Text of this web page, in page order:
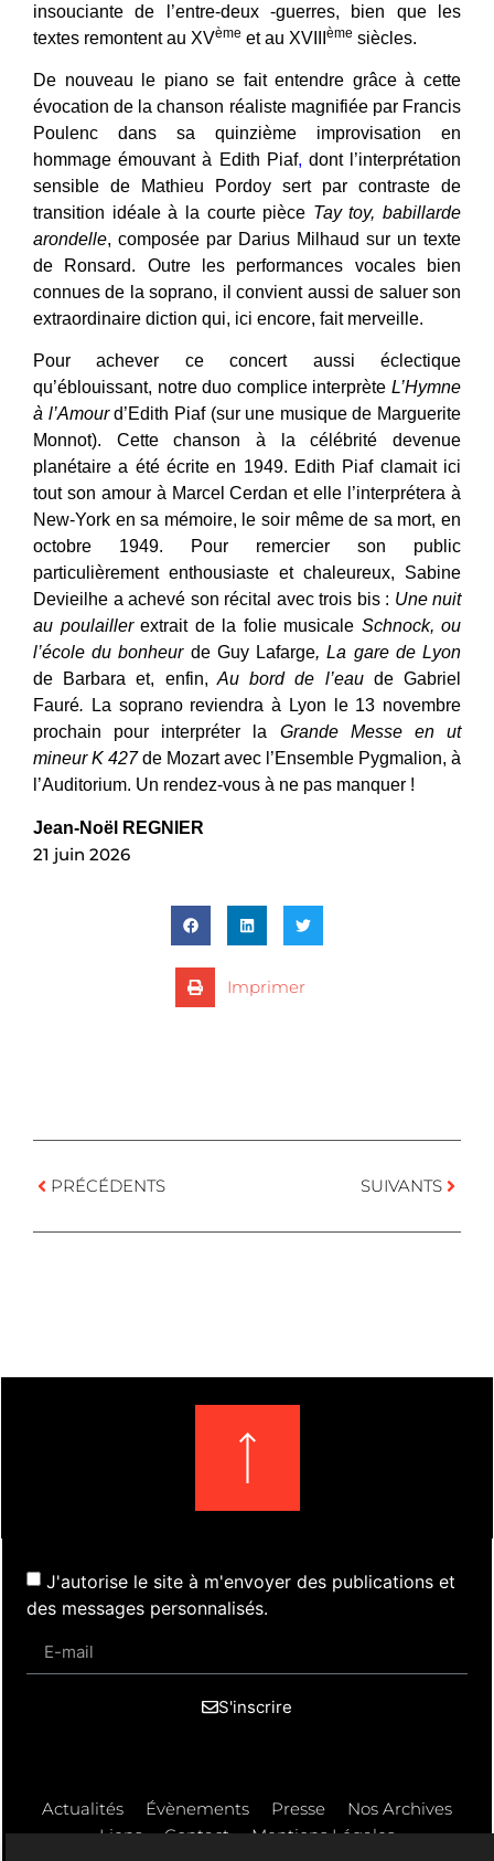
insouciante de l’entre-deux -guerres, bien que les
textes remontent au XVème et au XVIII ème siècles.
De nouveau le piano se fait entendre grâce à cette
évocation de la chanson réaliste magnifiée par Francis
Poulenc dans sa quinzième improvisation en
hommage émouvant à Edith Piaf, dont l’interprétation
sensible de Mathieu Pordoy sert par contraste de
transition idéale à la courte pièce Tay toy, babillarde
arondelle, composée par Darius Milhaud sur un texte
de Ronsard. Outre les performances vocales bien
connues de la soprano, il convient aussi de saluer son
extraordinaire diction qui, ici encore, fait merveille.
Pour achever ce concert aussi éclectique
qu’éblouissant, notre duo complice interprète L’Hymne
à l’Amourd’Edith Piaf (sur une musique de Marguerite
Monnot). Cette chanson à la célébrité devenue
planétaire a été écrite en 1949. Edith Piaf clamait ici
tout son amour à Marcel Cerdan et elle l’interprétera à
New-York en sa mémoire, le soir même de sa mort, en
octobre 1949. Pour remercier son public
particulièrement enthousiaste et chaleureux, Sabine
Devieilhe a achevé son récital avec trois bis : Une nuit
au poulailler extrait de la folie musicale Schnock, ou
l’école du bonheur de Guy Lafarge, La gare de Lyon
de Barbara et, enfin, Au bord de l’eau de Gabriel
Fauré.
La soprano reviendra à Lyon le 13 novembre
prochain pour interpréter la Grande Messe en ut
mineur K 427de Mozart avec l’Ensemble Pygmalion, à
l’Auditorium. Un rendez-vous à ne pas manquer !
Jean-Noël REGNIER
21 juin 2026
Imprimer
PRÉCÉDENTS SUIVANTS
J'autorise le site à m'envoyer des publications et
des messages personnalisés.
S'inscrire
Actualités Évènements Presse
Nos Archives
Liens
Contact
Mentions Légales